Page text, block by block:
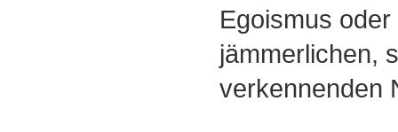
Egoismus
jämmerlichen,
verkennenden